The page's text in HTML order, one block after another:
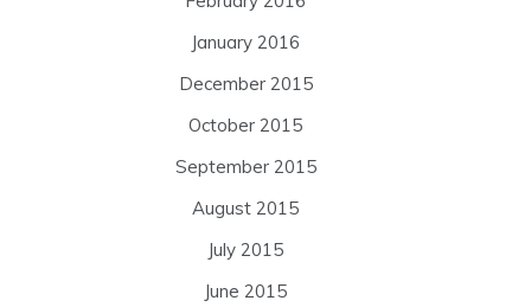
January 2016
December 2015
October 2015
September 2015
August 2015
July 2015
June 2015